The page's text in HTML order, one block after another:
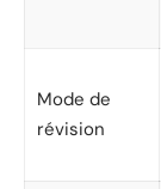
Mode de
révision